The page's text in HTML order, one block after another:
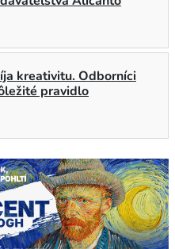
kreativitu. Odborníci
pravidlo